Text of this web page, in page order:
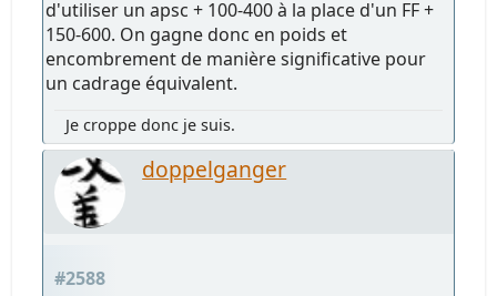
d'utiliser un apsc + 100-400 à la place d'un FF +
150-600. On gagne donc en poids et
encombrement de manière significative pour
un cadrage équivalent.
Je croppe donc je suis.
doppelganger
#2588